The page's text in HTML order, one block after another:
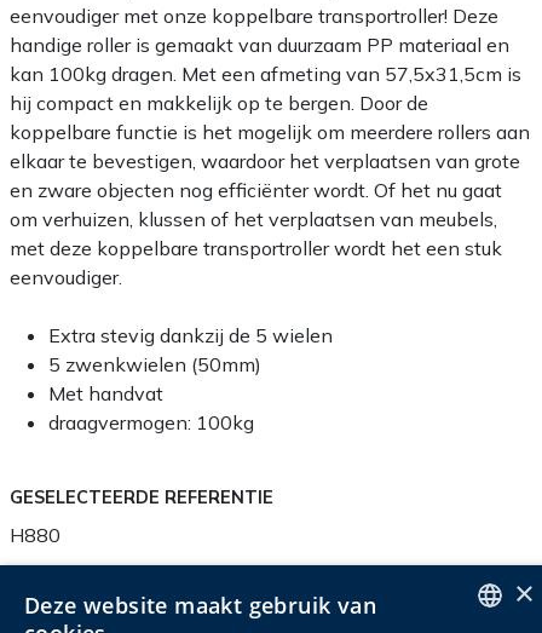
eenvoudiger met onze koppelbare transportroller! Deze
handige roller is gemaakt van duurzaam PP materiaal en
kan 100kg dragen. Met een afmeting van 57,5x31,5cm is
hij compact en makkelijk op te bergen. Door de
koppelbare functie is het mogelijk om meerdere rollers aan
elkaar te bevestigen, waardoor het verplaatsen van grote
en zware objecten nog efficiënter wordt. Of het nu gaat
om verhuizen, klussen of het verplaatsen van meubels,
met deze koppelbare transportroller wordt het een stuk
eenvoudiger.
Extra stevig dankzij de 5 wielen
5 zwenkwielen (50mm)
Met handvat
draagvermogen: 100kg
GESELECTEERDE REFERENTIE
H880
×
Deze website maakt gebruik van